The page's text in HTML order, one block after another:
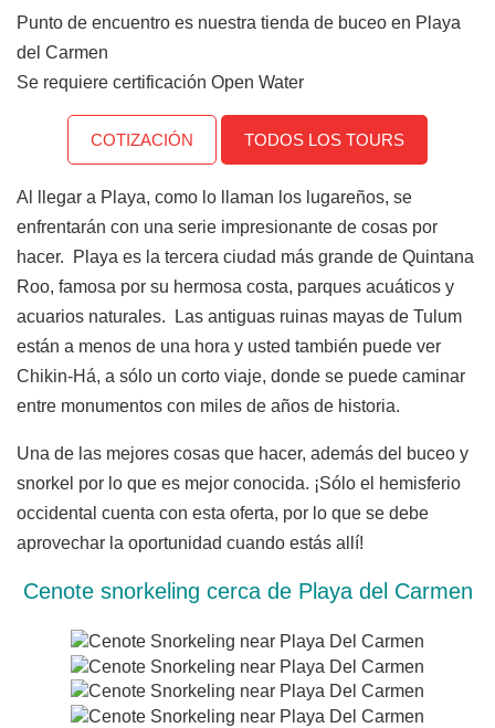
Punto de encuentro es nuestra tienda de buceo en Playa
del Carmen
Se requiere certificación Open Water
COTIZACIÓN TODOS LOS TOURS
Al llegar a Playa, como lo llaman los lugareños, se
enfrentarán con una serie impresionante de cosas por
hacer. Playa es la tercera ciudad más grande de Quintana
Roo, famosa por su hermosa costa, parques acuáticos y
acuarios naturales. Las antiguas ruinas mayas de Tulum
están a menos de una hora y usted también puede ver
Chikin-Há, a sólo un corto viaje, donde se puede caminar
entre monumentos con miles de años de historia.
Una de las mejores cosas que hacer, además del buceo y
snorkel por lo que es mejor conocida. ¡Sólo el hemisferio
occidental cuenta con esta oferta, por lo que se debe
aprovechar la oportunidad cuando estás allí!
Cenote snorkeling cerca de Playa del Carmen